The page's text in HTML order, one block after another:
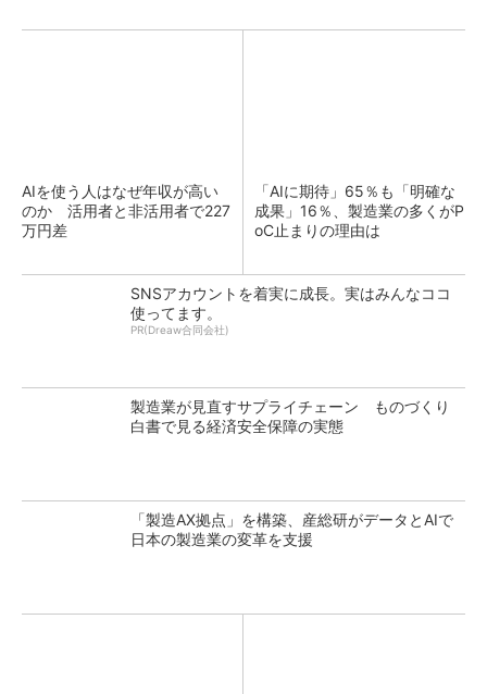
AIを使う人はなぜ年収が高い
のか 活用者と非活用者で227
万円差
「AIに期待」65％も「明確な
成果」16％、製造業の多くがP
oC止まりの理由は
SNSアカウントを着実に成長。実はみんなココ
使ってます。
PR(Dreaw合同会社)
製造業が見直すサプライチェーン ものづくり
白書で見る経済安全保障の実態
「製造AX拠点」を構築、産総研がデータとAIで
日本の製造業の変革を支援